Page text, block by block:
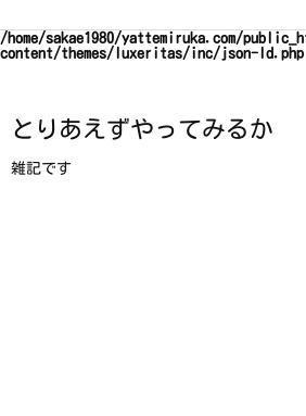
/home/sakae1980/yattemiruka.com/
content/themes/luxeritas/inc/json-ld.php
とりあえずやってみるか
雑記です